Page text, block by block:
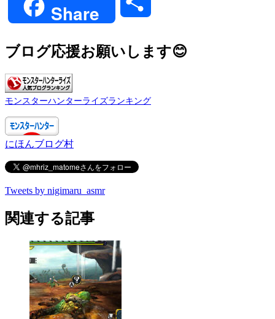
Share
ブログ応援お願いします😊
モンスターハンターライズランキング
にほんブログ村
Tweets by nigimaru_asmr
関連する記事